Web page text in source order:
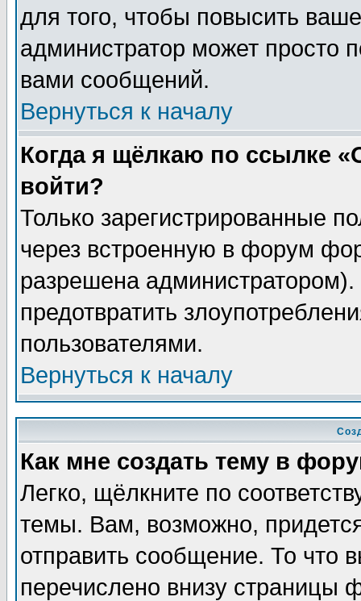
для того, чтобы повысить
администратор может просто
вами сообщений.
Вернуться к началу
Когда я щёлкаю по ссылке
войти?
Только зарегистрированные
через встроенную в форум
разрешена
предотвратить
пользователями.
Вернуться к началу
Как мне создать тему в
Легко, щёлкните по
темы. Вам, возможно,
отправить сообщение. То что
перечислено внизу страницы